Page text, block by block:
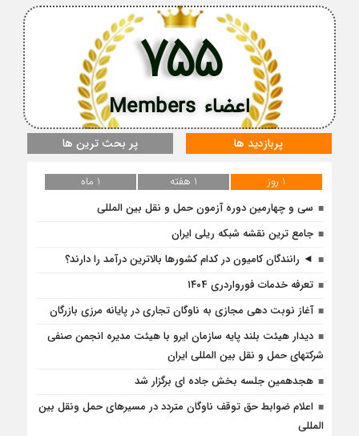
اعضاء Members
755
پربازدید ها پر بحث ترین ها
1 روز 1 هفته
1 ماه
سی و چهارمین دوره آزمون حمل و نقل بین المللی
جامع ترین نقشه شبکه ریلی ایران
◄ رانندگان کامیون در کدام کشورها بالاترین درآمد را دارند؟
تعرفه خدمات فورواردری ۱۴۰4
آغاز نوبت دهی مجازی به ناوگان تجاری در پایانه مرزی بازرگان
دیدار هیئت بلند پایه سازمان ایرو با هیئت مدیره انجمن صنفی
شرکتهای حمل و نقل بین المللی ایران
هجدهمین جلسه بخش جاده ای برگزار شد
اعلام ضوابط حق توقف ناوگان متردد در مسيرهاى حمل ونقل بين
المللى